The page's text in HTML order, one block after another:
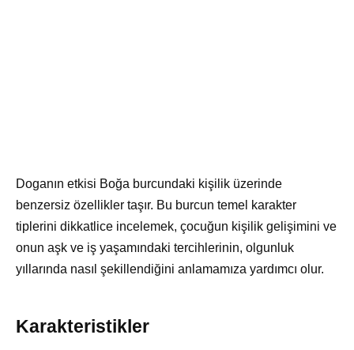
Doganın etkisi Boğa burcundaki kişilik üzerinde
benzersiz özellikler taşır. Bu burcun temel karakter
tiplerini dikkatlice incelemek, çocuğun kişilik gelişimini ve
onun aşk ve iş yaşamındaki tercihlerinin, olgunluk
yıllarında nasıl şekillendiğini anlamamıza yardımcı olur.
Karakteristikler